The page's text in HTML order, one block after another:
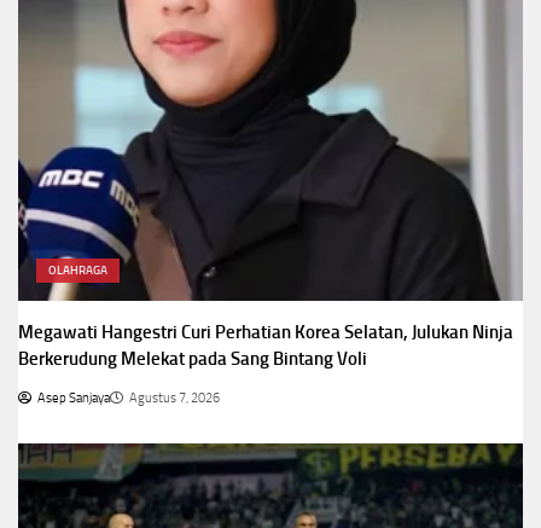
OLAHRAGA
Megawati Hangestri Curi Perhatian Korea Selatan, Julukan Ninja
Berkerudung Melekat pada Sang Bintang Voli
Asep Sanjaya Agustus 7, 2026